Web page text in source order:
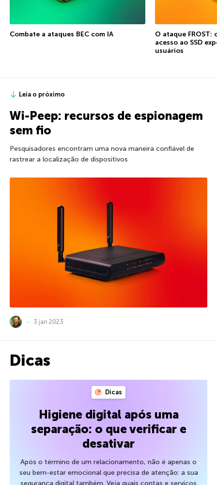
Combate a ataques BEC com IA
O ataque FROST:
acesso ao SSD
usuários
Leia o próximo
Wi-Peep: recursos de espionagem
sem fio
Pesquisadores encontram uma nova maneira confiável de
rastrear a localização de dispositivos
3 jan 2023
Dicas
Dicas
Higiene digital após uma
separação: o que verificar e
desativar
Após o término de um relacionamento, não é apenas o
seu bem-estar emocional que precisa de atenção: a sua
segurança digital também. Veja quais contas e serviços